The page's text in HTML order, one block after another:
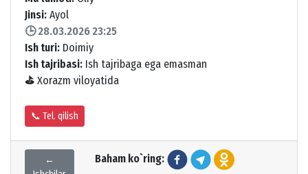
Jinsi: Ayol
🕒 28.03.2026 23:25
Ish turi: Doimiy
Ish tajribasi: Ish tajribaga ega emasman
⛳ Xorazm viloyatida
📞 Tel. qilish
←
Baham ko`ring: